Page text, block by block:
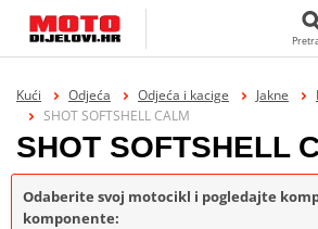
Kući Odjeća Odjeća i kacige Jakne
SHOT SOFTSHELL CALM
SHOT SOFTSHELL
Odaberite svoj motocikl i pogledajte
komponente: